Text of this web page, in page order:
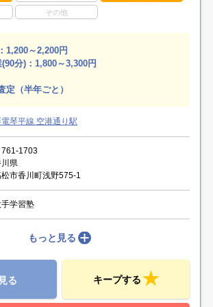
その他
1,200～2,200円
(90分)：1,800～3,300円
定（半年ごと）
琴平線 空港通り駅
761-1703
県
市香川町浅野575-1
学習塾
もっと見る
る キープする